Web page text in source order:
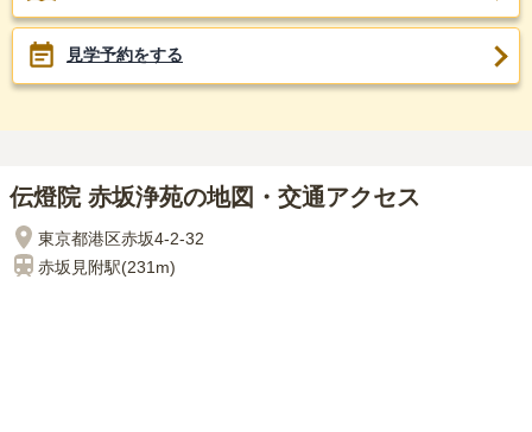
見学予約をする
伝燈院 赤坂浄苑の地図・交通アクセス
東京都港区赤坂4-2-32
赤坂見附駅(231m)